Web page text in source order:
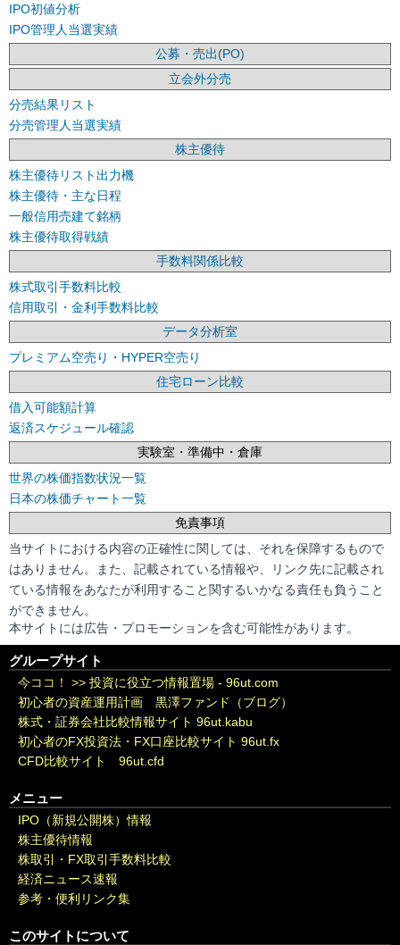
IPO初値分析
IPO管理人当選実績
公募・売出(PO)
立会外分売
分売結果リスト
分売管理人当選実績
株主優待
株主優待リスト出力機
株主優待・主な日程
一般信用売建て銘柄
株主優待取得戦績
手数料関係比較
株式取引手数料比較
信用取引・金利手数料比較
データ分析室
プレミアム空売り・HYPER空売り
住宅ローン比較
借入可能額計算
返済スケジュール確認
実験室・準備中・倉庫
世界の株価指数状況一覧
日本の株価チャート一覧
免責事項
当サイトにおける内容の正確性に関しては、それを保障するもので
はありません。また、記載されている情報や、リンク先に記載され
ている情報をあなたが利用すること関するいかなる責任も負うこと
ができません。
本サイトには広告・プロモーションを含む可能性があります。
グループサイト
今ココ！ >> 投資に役立つ情報置場 - 96ut.com
初心者の資産運用計画 黒澤ファンド（ブログ）
株式・証券会社比較情報サイト 96ut.kabu
初心者のFX投資法・FX口座比較サイト 96ut.fx
CFD比較サイト 96ut.cfd
メニュー
IPO（新規公開株）情報
株主優待情報
株取引・FX取引手数料比較
経済ニュース速報
参考・便利リンク集
このサイトについて